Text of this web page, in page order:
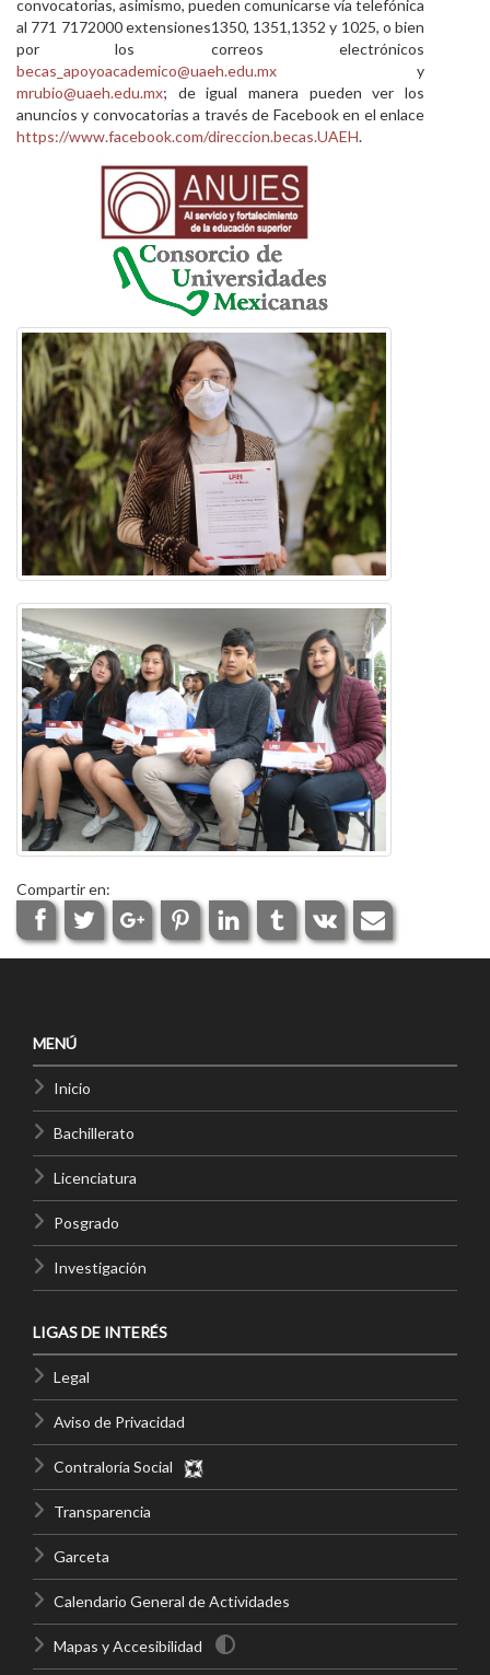
convocatorias, asimismo, pueden comunicarse vía telefónica
al 771 7172000 extensiones1350, 1351,1352 y 1025, o bien
por los correos electrónicos
becas_apoyoacademico@uaeh.edu.mx y
mrubio@uaeh.edu.mx; de igual manera pueden ver los
anuncios y convocatorias a través de Facebook en el enlace
https://www.facebook.com/direccion.becas.UAEH.
Compartir en:
MENÚ
Inicio
Bachillerato
Licenciatura
Posgrado
Investigación
LIGAS DE INTERÉS
Legal
Aviso de Privacidad
Contraloría Social
Transparencia
Garceta
Calendario General de Actividades
Mapas y Accesibilidad